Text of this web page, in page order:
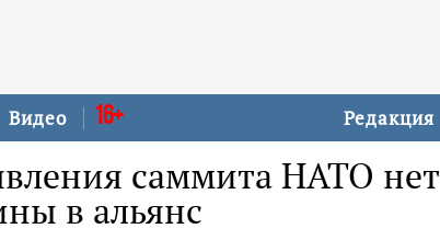
Редакция
Видео 16+
саммита НАТО нет
в альянс